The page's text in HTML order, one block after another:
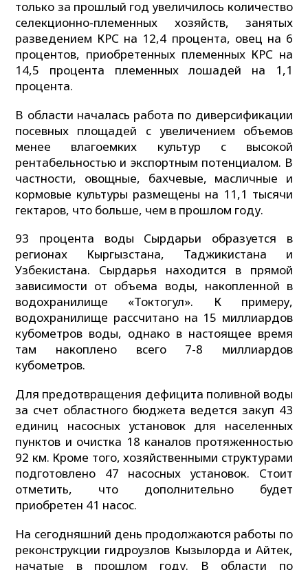
только за прошлый год увеличилось количество
селекционно-племенных хозяйств, занятых
разведением КРС на 12,4 процента, овец на 6
процентов, приобретенных племенных КРС на
14,5 процента племенных лошадей на 1,1
процента.
В области началась работа по диверсификации
посевных площадей с увеличением объемов
менее влагоемких культур с высокой
рентабельностью и экспортным потенциалом. В
частности, овощные, бахчевые, масличные и
кормовые культуры размещены на 11,1 тысячи
гектаров, что больше, чем в прошлом году.
93 процента воды Сырдарьи образуется в
регионах Кыргызстана, Таджикистана и
Узбекистана. Сырдарья находится в прямой
зависимости от объема воды, накопленной в
водохранилище «Токтогул». К примеру,
водохранилище рассчитано на 15 миллиардов
кубометров воды, однако в настоящее время
там накоплено всего 7-8 миллиардов
кубометров.
Для предотвращения дефицита поливной воды
за счет областного бюджета ведется закуп 43
единиц насосных установок для населенных
пунктов и очистка 18 каналов протяженностью
92 км. Кроме того, хозяйственными структурами
подготовлено 47 насосных установок. Стоит
отметить, что дополнительно будет
приобретен 41 насос.
На сегодняшний день продолжаются работы по
реконструкции гидроузлов Кызылорда и Айтек,
начатые в прошлом году. В области по